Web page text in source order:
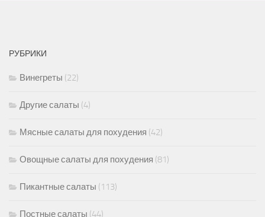
РУБРИКИ
Винегреты (22)
Другие салаты (4)
Мясные салаты для похудения (42)
Овощные салаты для похудения (81)
Пикантные салаты (113)
Постные салаты (44)